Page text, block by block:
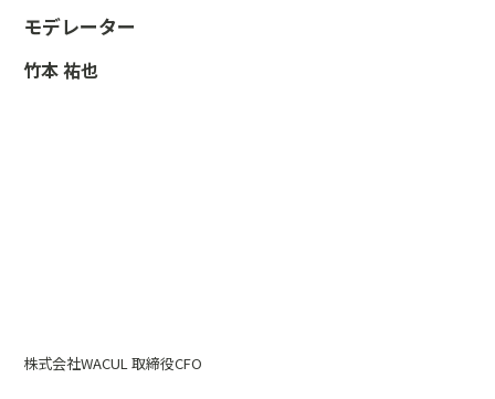
モデレーター
竹本 祐也
株式会社WACUL 取締役CFO